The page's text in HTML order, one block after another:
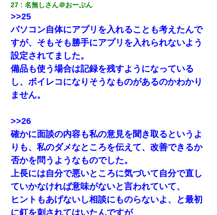
27 名無しさん＠おーぷん
>>25
パソコン自体にアプリを入れることも考えたんで
すが、そもそも勝手にアプリを入れられないよう
設定されてました。
備品も使う場合は記録を残すようになっている
し、ボイレコになりそうなものがあるのかわかり
ません。
>>26
確かに面談の内容も私の意見を聞き取るというよ
りも、私のダメなところを伝えて、改善できるか
否かを問うようなものでした。
上長には自分で悪いところに気づいて自分で直し
ていかなければ意味がないと言われていて、
ヒントもあげないし相談にものらないよ、と最初
に釘を刺されてはいたんですが